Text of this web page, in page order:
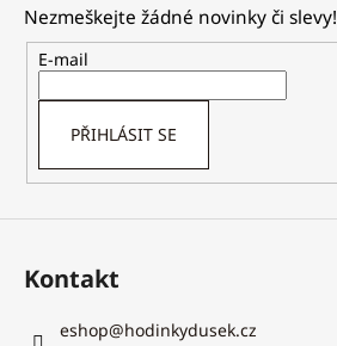
Nezmeškejte žádné novinky či slevy!
E-mail
PŘIHLÁSIT SE
Kontakt
eshop@hodinkydusek.cz